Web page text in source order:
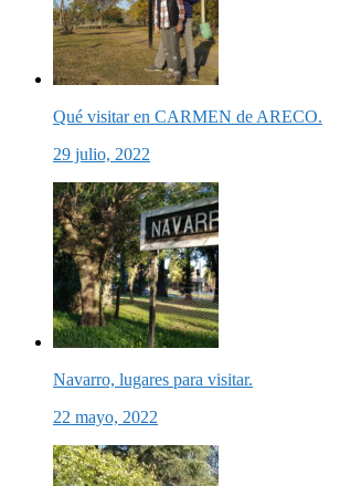
Qué visitar en CARMEN de ARECO.
29 julio, 2022
Navarro, lugares para visitar.
22 mayo, 2022